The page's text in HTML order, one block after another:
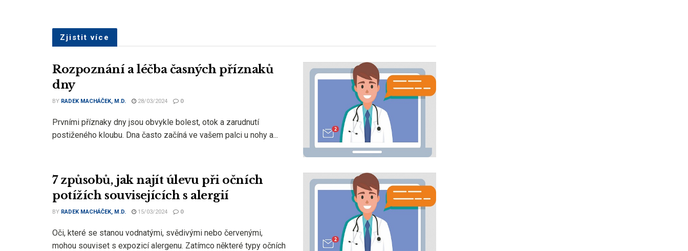
Zjistit více
Rozpoznání a léčba časných příznaků
dny
BY RADEK MACHÁČEK, M.D. 28/03/2024 0
Prvními příznaky dny jsou obvykle bolest, otok a zarudnutí
postiženého kloubu. Dna často začíná ve vašem palci u nohy a...
7 způsobů, jak najít úlevu při očních
potížích souvisejících s alergií
BY RADEK MACHÁČEK, M.D. 15/03/2024 0
Oči, které se stanou vodnatými, svědivými nebo červenými,
mohou souviset s expozicí alergenu. Zatímco některé typy očních